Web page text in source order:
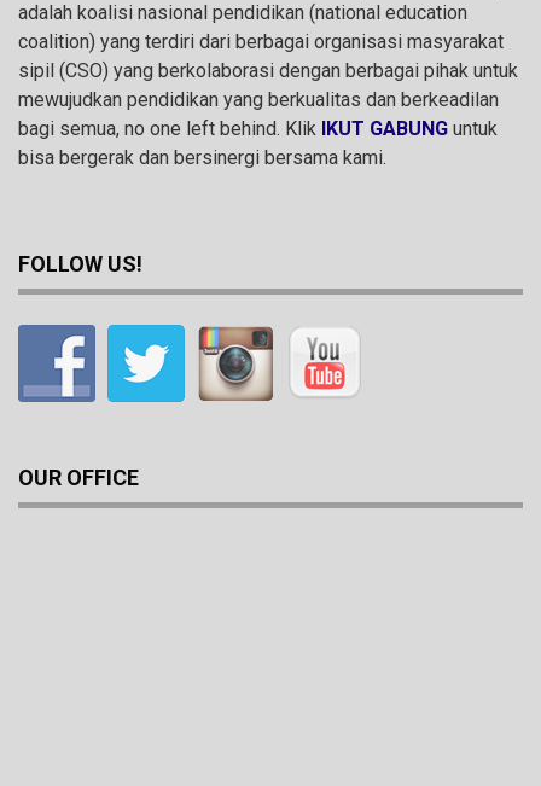
adalah koalisi nasional pendidikan (national education
coalition) yang terdiri dari berbagai organisasi masyarakat
sipil (CSO) yang berkolaborasi dengan berbagai pihak untuk
mewujudkan pendidikan yang berkualitas dan berkeadilan
bagi semua, no one left behind. Klik IKUT GABUNG untuk
bisa bergerak dan bersinergi bersama kami.
FOLLOW US!
OUR OFFICE